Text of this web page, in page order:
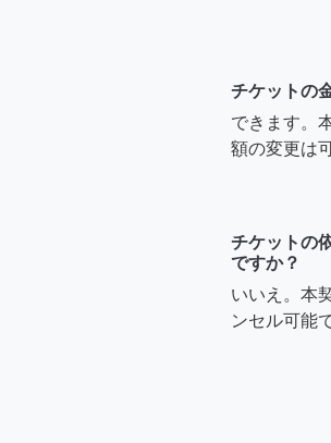
チケットの
できます。
額の変更は
チケットの
ですか？
いいえ。本
ンセル可能